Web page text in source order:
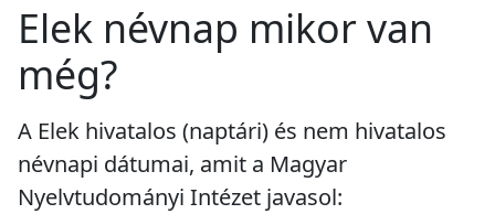
Elek névnap mikor van
még?
A Elek hivatalos (naptári) és nem hivatalos
névnapi dátumai, amit a Magyar
Nyelvtudományi Intézet javasol: